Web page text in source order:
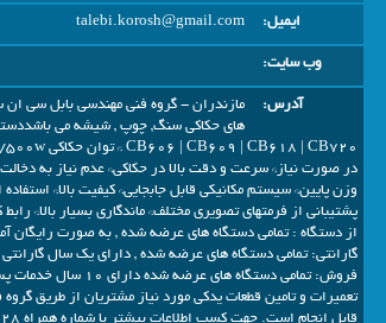
ایمیل:
talebi.korosh@gmail.com
وب سایت:
آدرس:
مازندران - گروه فنی مهندسی بابل سی ان
در صورت نیاز* سرعت و دقت بالا در حکاکی* عدم نیاز به
وزن پایین* سیستم مکانیکی قابل جابجایی* کیفیت بالا*
پشتیبانی از فرمتهای تصویری مختلف* ماندگاری بسیار بالا*
از دستگاه : تمامی دستگاه های عرضه شده , به صورت رایگان
گارانتی: تمامی دستگاه های عرضه شده , دارای یک سال
فروش: تمامی دستگاه های
تعمیرات و تامین قطعات یدکی مورد نیاز مشتریان از طریق